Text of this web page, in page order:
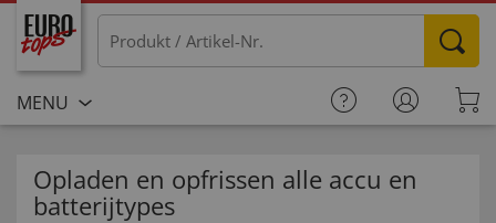
MENU
Opladen en opfrissen alle accu en
batterijtypes